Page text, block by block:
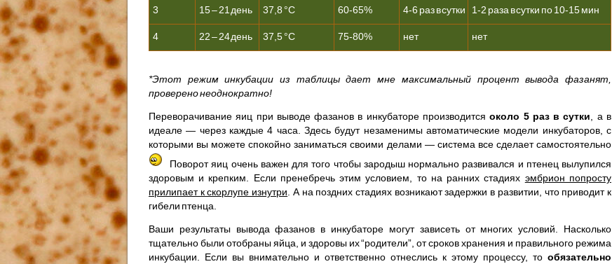
3 15 – 21 день 37,8 °С 60-65% 4-6 раз в сутки 1-2 раза в сутки по 10-15 мин
4 22 – 24 день 37,5 °С 75-80% нет нет
*Этот режим инкубации из таблицы дает мне максимальный процент вывода фазанят,
проверено неоднократно!
Переворачивание яиц при выводе фазанов в инкубаторе производитсяоколо 5 раз в сутки, а в
идеале — через каждые 4 часа. Здесь будут незаменимы автоматические модели инкубаторов, с
которыми вы можете спокойно заниматься своими делами — система все сделает самостоятельно
Поворот яиц очень важен для того чтобы зародыш нормально развивался и птенец вылупился
здоровым и крепким. Если пренебречь этим условием, то на ранних стадиях эмбрион попросту
прилипает к скорлупе изнутри. А на поздних стадиях возникают задержки в развитии, что приводит к
гибели птенца.
Ваши результаты вывода фазанов в инкубаторе могут зависеть от многих условий. Насколько
тщательно были отобраны яйца, и здоровы их “родители”, от сроков хранения и правильного режима
инкубации. Если вы внимательно и ответственно отнеслись к этому процессу, то обязательно